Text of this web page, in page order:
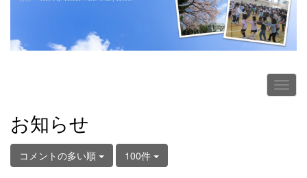
お知らせ
コメントの多い順 100件